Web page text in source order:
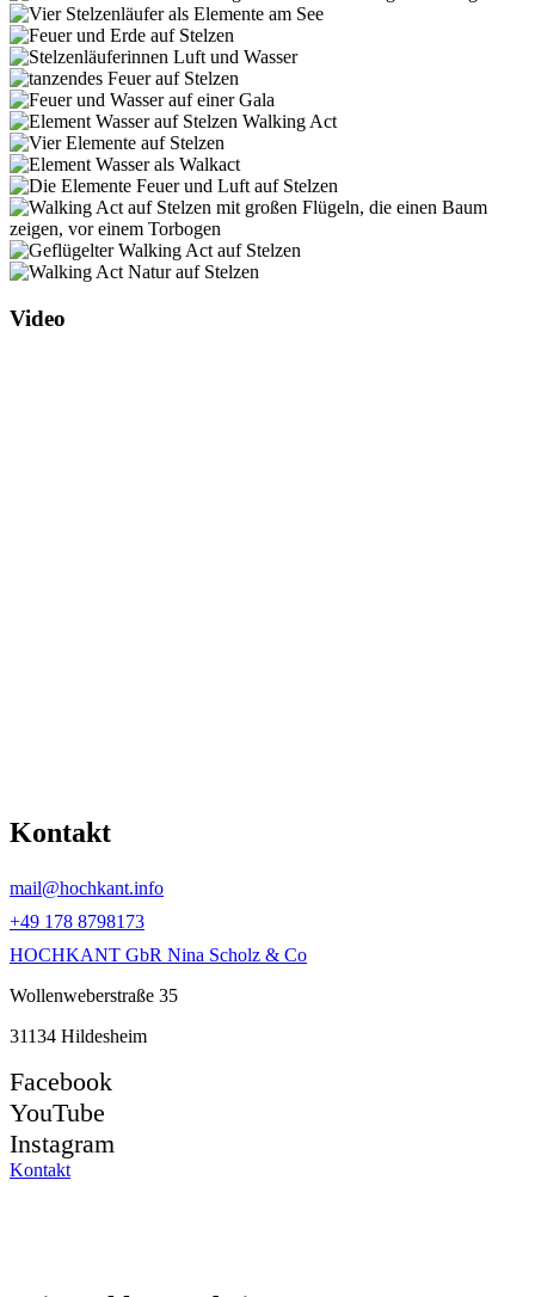
Video
Kontakt
mail@hochkant.info
+49 178 8798173
HOCHKANT GbR Nina Scholz & Co
Wollenweberstraße 35
31134 Hildesheim
Facebook
YouTube
Instagram
Kontakt